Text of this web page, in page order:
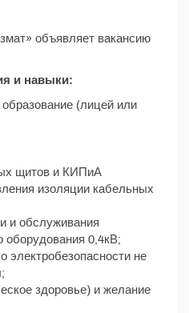
объявляет вакансию
и навыки:
образование (лицей или
щитов и КИПиА
изоляции кабельных
и обслуживания
оборудования 0,4кВ;
электробезопасности не
здоровье) и желание